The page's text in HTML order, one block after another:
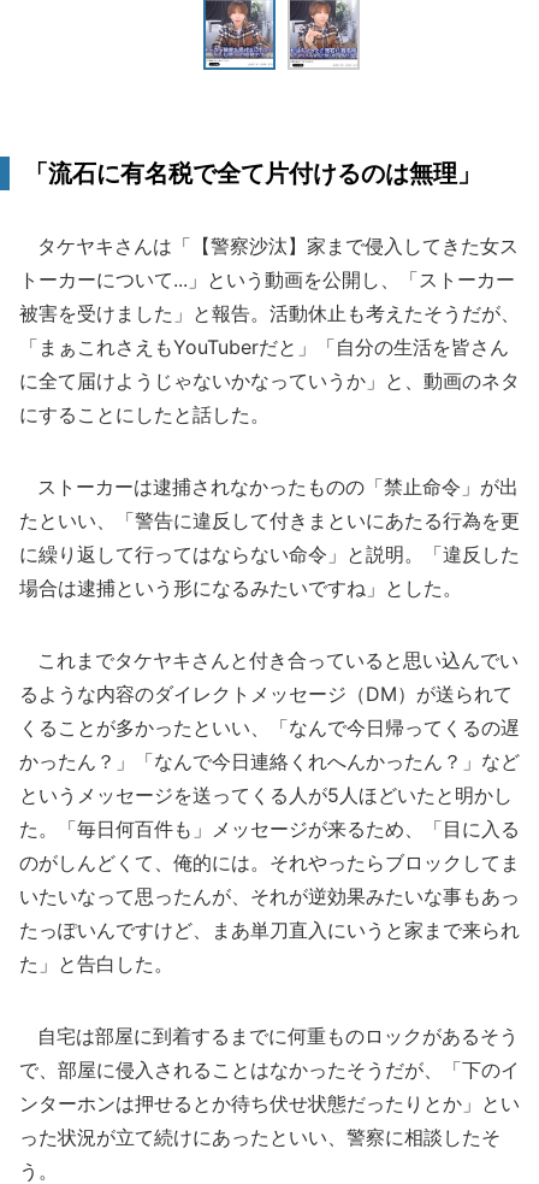
「流石に有名税で全て片付けるのは無理」
タケヤキさんは「【警察沙汰】家まで侵入してきた女ス
トーカーについて...」という動画を公開し、「ストーカー
被害を受けました」と報告。活動休止も考えたそうだが、
「まぁこれさえもYouTuberだと」「自分の生活を皆さん
に全て届けようじゃないかなっていうか」と、動画のネタ
にすることにしたと話した。
ストーカーは逮捕されなかったものの「禁止命令」が出
たといい、「警告に違反して付きまといにあたる行為を更
に繰り返して行ってはならない命令」と説明。「違反した
場合は逮捕という形になるみたいですね」とした。
これまでタケヤキさんと付き合っていると思い込んでい
るような内容のダイレクトメッセージ（DM）が送られて
くることが多かったといい、「なんで今日帰ってくるの遅
かったん？」「なんで今日連絡くれへんかったん？」など
というメッセージを送ってくる人が5人ほどいたと明かし
た。「毎日何百件も」メッセージが来るため、「目に入る
のがしんどくて、俺的には。それやったらブロックしてま
いたいなって思ったんが、それが逆効果みたいな事もあっ
たっぽいんですけど、まあ単刀直入にいうと家まで来られ
た」と告白した。
自宅は部屋に到着するまでに何重ものロックがあるそう
で、部屋に侵入されることはなかったそうだが、「下のイ
ンターホンは押せるとか待ち伏せ状態だったりとか」とい
った状況が立て続けにあったといい、警察に相談したそ
う。